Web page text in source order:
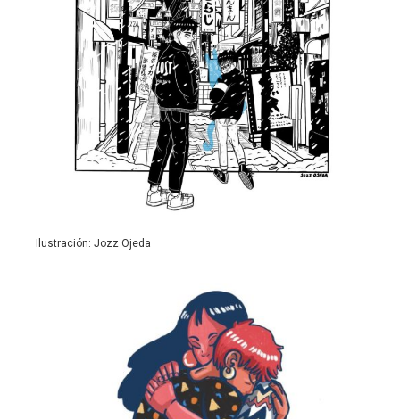
Ilustración: Jozz Ojeda